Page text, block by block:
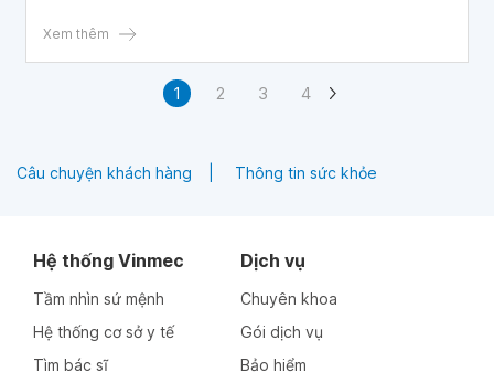
Xem thêm
1 2 3 4
Câu chuyện khách hàng Thông tin sức khỏe
Hệ thống Vinmec
Tầm nhìn sứ mệnh
Hệ thống cơ sở y tế
Tìm bác sĩ
Dịch vụ
Chuyên khoa
Gói dịch vụ
Bảo hiểm